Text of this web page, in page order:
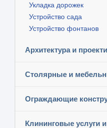
Укладка дорожек
Устройство сада
Устройство фонтанов
Архитектура и
Столярные и
Ограждающие
Клининговые услуги